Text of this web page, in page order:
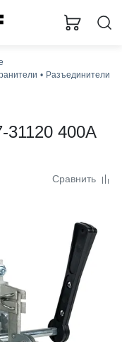
Разъединители
31120 400А
Сравнить